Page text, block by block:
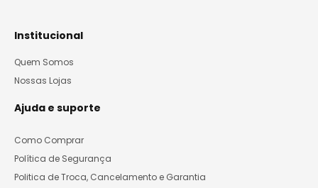
Institucional
Quem Somos
Nossas Lojas
Ajuda e suporte
Como Comprar
Política de Segurança
Politica de Troca, Cancelamento e Garantia